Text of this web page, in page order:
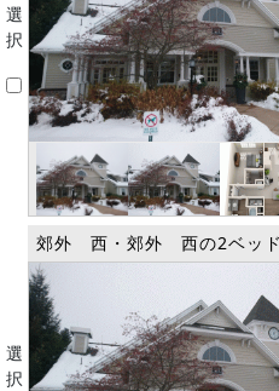
選
択
選
択
郊外 西・郊外 西の2ベッド